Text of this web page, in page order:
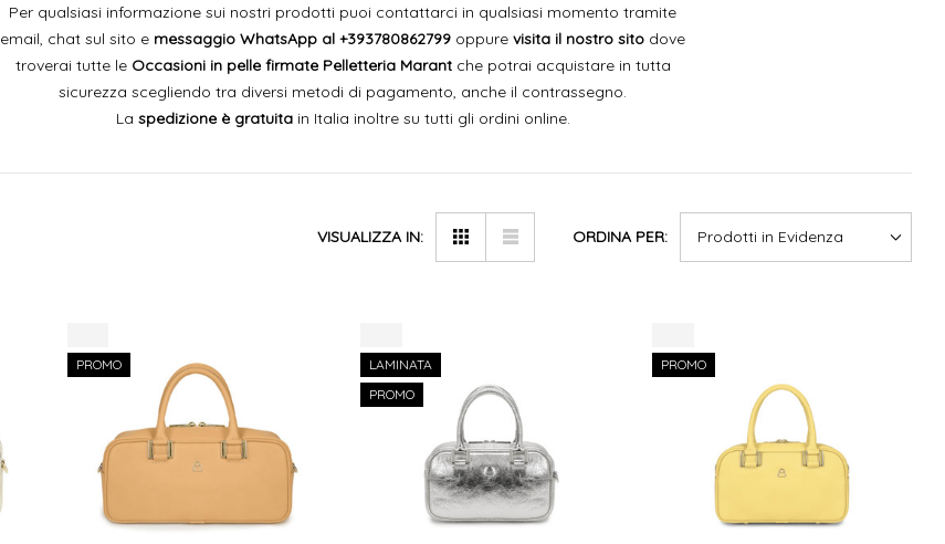
Per qualsiasi informazione sui nostri prodotti puoi contattarci in qualsiasi momento tramite
email, chat sul sito e messaggio WhatsApp al+393780862799 oppurevisita il nostro sito dove
troverai tutte le Occasioni in pelle firmate Pelletteria Marantche potrai acquistare in tutta
sicurezza scegliendo tra diversi metodi di pagamento, anche il contrassegno.
La spedizione è gratuitain Italia inoltre su tutti gli ordini online.
VISUALIZZA IN: ORDINA PER:
PROMO
LAMINATA
PROMO
PROMO